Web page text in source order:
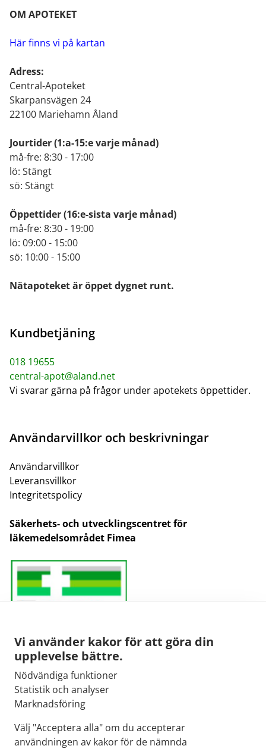
Vi använder kakor för att göra din
upplevelse bättre.
Nödvändiga funktioner
Statistik och analyser
Marknadsföring
Välj "Acceptera alla" om du accepterar
användningen av kakor för de nämnda
OM APOTEKET
Här finns vi på kartan
Adress:
Central-Apoteket
Skarpansvägen 24
22100 Mariehamn Åland
Jourtider(1:a-15:e varje månad)
må-fre: 8:30 - 17:00
lö: Stängt
sö: Stängt
Öppettider(16:e-sista varje månad)
må-fre: 8:30 - 19:00
lö: 09:00 - 15:00
sö: 10:00 - 15:00
Nätapoteket är öppet dygnet runt.
Kundbetjäning
018 19655
central-apot@aland.net
Vi svarar gärna på frågor under apotekets öppettider.
Användarvillkor och beskrivningar
Användarvillkor
Leveransvillkor
Integritetspolicy
Säkerhets- och utvecklingscentret för
läkemedelsområdet Fimea
E-post:
kirjaamo@fimea.fi
Fimeas växel:
029 522 3341